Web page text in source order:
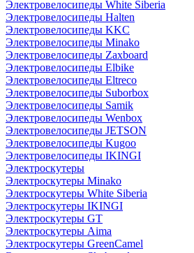
Электровелосипеды White Siberia
Электровелосипеды Halten
Электровелосипеды KKC
Электровелосипеды Minako
Электровелосипеды Zaxboard
Электровелосипеды Elbike
Электровелосипеды Eltreco
Электровелосипеды Suborbox
Электровелосипеды Samik
Электровелосипеды Wenbox
Электровелосипеды JETSON
Электровелосипеды Kugoo
Электровелосипеды IKINGI
Электроскутеры
Электроскутеры Minako
Электроскутеры White Siberia
Электроскутеры IKINGI
Электроскутеры GT
Электроскутеры Aima
Электроскутеры GreenCamel